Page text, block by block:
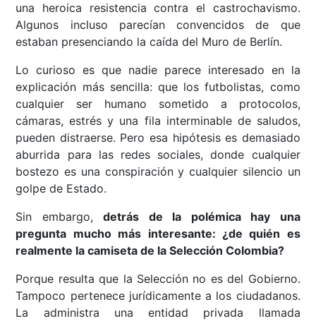
una heroica resistencia contra el castrochavismo.
Algunos incluso parecían convencidos de que
estaban presenciando la caída del Muro de Berlín.
Lo curioso es que nadie parece interesado en la
explicación más sencilla: que los futbolistas, como
cualquier ser humano sometido a protocolos,
cámaras, estrés y una fila interminable de saludos,
pueden distraerse. Pero esa hipótesis es demasiado
aburrida para las redes sociales, donde cualquier
bostezo es una conspiración y cualquier silencio un
golpe de Estado.
Sin embargo,detrás de la polémica hay una
pregunta mucho más interesante: ¿de quién es
realmente la camiseta de la Selección Colombia?
Porque resulta que la Selección no es del Gobierno.
Tampoco pertenece jurídicamente a los ciudadanos.
La administra una entidad privada llamada